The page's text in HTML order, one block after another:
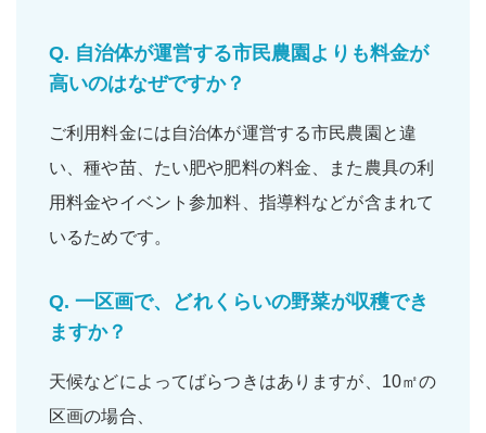
Q. 自治体が運営する市民農園よりも料金が
高いのはなぜですか？
ご利用料金には自治体が運営する市民農園と違
い、種や苗、 たい肥や肥料の料金 、また 農具の利
用料金やイベント参加料 指導料などが含まれて
いるためです。
Q. 一区画で、どれくらいの野菜が収穫でき
ますか？
天候などによってばらつきはありますが、10㎡の
区画の場合、